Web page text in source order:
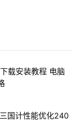
载安装教程 电脑
国计性能优化240